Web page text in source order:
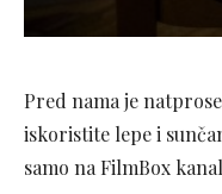
Pred nama je
iskoristite lepe i
samo na FilmBox